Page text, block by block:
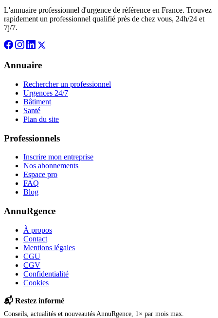
L'annuaire professionnel d'urgence de référence en France. Trouvez
rapidement un professionnel qualifié près de chez vous, 24h/24 et
7j/7.
Annuaire
Rechercher un professionnel
Urgences 24/7
Bâtiment
Santé
Plan du site
Professionnels
Inscrire mon entreprise
Nos abonnements
Espace pro
FAQ
Blog
AnnuRgence
À propos
Contact
Mentions légales
CGU
CGV
Confidentialité
Cookies
📬 Restez informé
Conseils, actualités et nouveautés AnnuRgence, 1× par mois max.